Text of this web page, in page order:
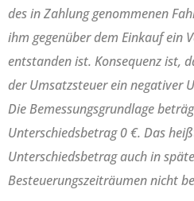
des in Zahlung genommenen
ihm gegenüber dem Einkauf ein
entstanden ist. Konsequenz ist,
der Umsatzsteuer ein negativer
Die Bemessungsgrundlage
Unterschiedsbetrag 0 €. Das
Unterschiedsbetrag auch in
Besteuerungszeiträumen nicht